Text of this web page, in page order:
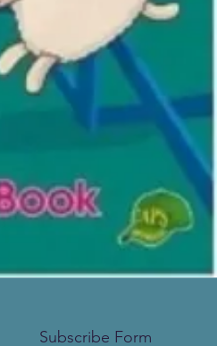
Subscribe Form